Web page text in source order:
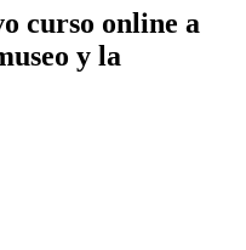
curso online a
y la